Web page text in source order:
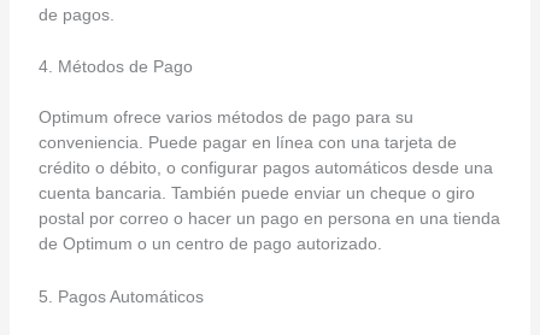
de pagos.
4. Métodos de Pago
Optimum ofrece varios métodos de pago para su
conveniencia. Puede pagar en línea con una tarjeta de
crédito o débito, o configurar pagos automáticos desde una
cuenta bancaria. También puede enviar un cheque o giro
postal por correo o hacer un pago en persona en una tienda
de Optimum o un centro de pago autorizado.
5. Pagos Automáticos